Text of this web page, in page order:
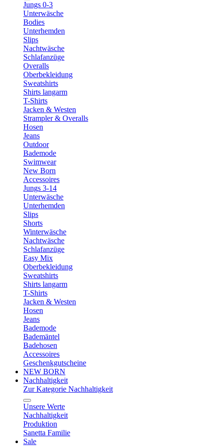
Jungs 0-3
Unterwäsche
Bodies
Unterhemden
Slips
Nachtwäsche
Schlafanzüge
Overalls
Oberbekleidung
Sweatshirts
Shirts langarm
T-Shirts
Jacken & Westen
Strampler & Overalls
Hosen
Jeans
Outdoor
Bademode
Swimwear
New Born
Accessoires
Jungs 3-14
Unterwäsche
Unterhemden
Slips
Shorts
Winterwäsche
Nachtwäsche
Schlafanzüge
Easy Mix
Oberbekleidung
Sweatshirts
Shirts langarm
T-Shirts
Jacken & Westen
Hosen
Jeans
Bademode
Bademäntel
Badehosen
Accessoires
Geschenkgutscheine
NEW BORN
Nachhaltigkeit
Zur Kategorie Nachhaltigkeit
Unsere Werte
Nachhaltigkeit
Produktion
Sanetta Familie
Sale